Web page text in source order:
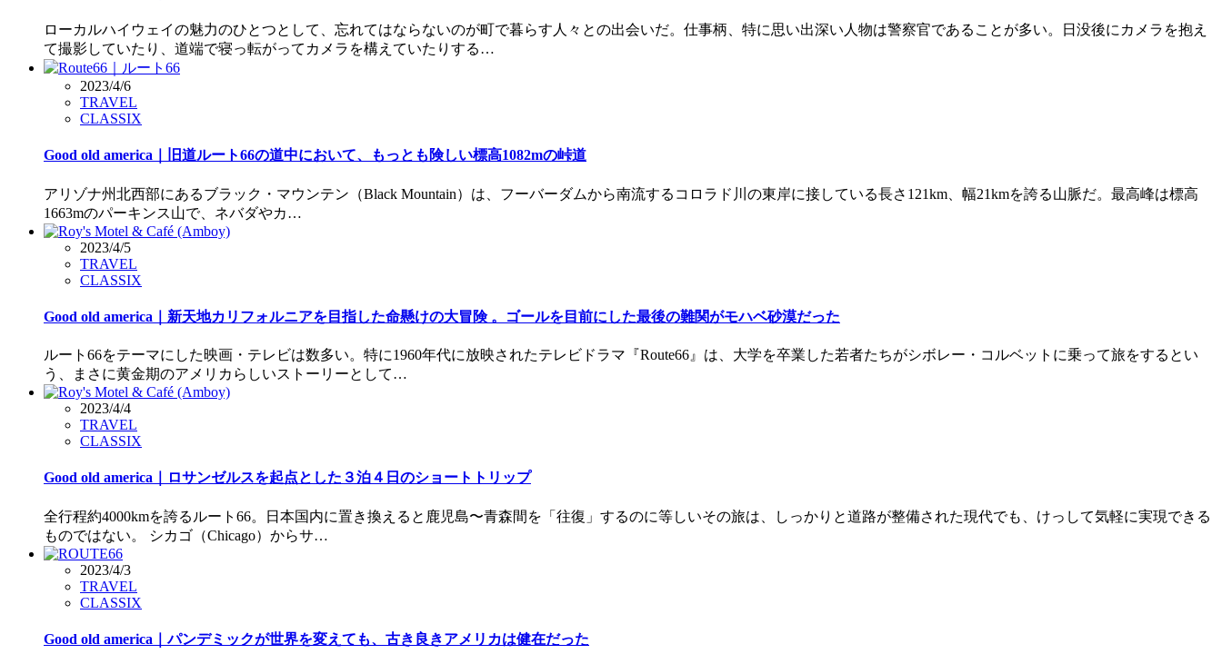
ローカルハイウェイの魅力のひとつとして、忘れてはならないのが町で暮らす人々との出会いだ。仕事柄、特に思い出深い人物は警察官であることが多い。日没後にカメラを抱え
て撮影していたり、道端で寝っ転がってカメラを構えていたりする…
2023/4/6
TRAVEL
CLASSIX
Good old america｜旧道ルート66の道中において、もっとも険しい標高1082mの峠道
アリゾナ州北西部にあるブラック・マウンテン（Black Mountain）は、フーバーダムから南流するコロラド川の東岸に接している長さ121km、幅21kmを誇る山脈だ。最高峰は標高
1663mのパーキンス山で、ネバダやカ…
2023/4/5
TRAVEL
CLASSIX
Good old america｜新天地カリフォルニアを目指した命懸けの大冒険 。ゴールを目前にした最後の難関がモハベ砂漠だった
ルート66をテーマにした映画・テレビは数多い。特に1960年代に放映されたテレビドラマ『Route66』は、大学を卒業した若者たちがシボレー・コルベットに乗って旅をするとい
う、まさに黄金期のアメリカらしいストーリーとして…
2023/4/4
TRAVEL
CLASSIX
Good old america｜ロサンゼルスを起点とした３泊４日のショートトリップ
全行程約4000kmを誇るルート66。日本国内に置き換えると鹿児島〜青森間を「往復」するのに等しいその旅は、しっかりと道路が整備された現代でも、けっして気軽に実現できる
ものではない。 シカゴ（Chicago）からサ…
2023/4/3
TRAVEL
CLASSIX
Good old america｜パンデミックが世界を変えても、古き良きアメリカは健在だった